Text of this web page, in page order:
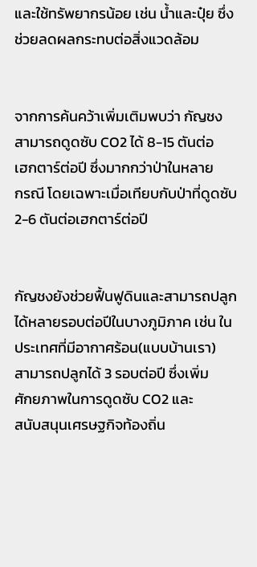
และใช้ทรัพยากรน้อย เช่น น้ำและปุ๋ย ซึ่ง
ช่วยลดผลกระทบต่อสิ่งแวดล้อม
จากการค้นคว้าเพิ่มเติมพบว่า กัญชง
สามารถดูดซับ CO2 ได้ 8-15 ตันต่อ
เฮกตาร์ต่อปี ซึ่งมากกว่าป่าในหลาย
กรณี โดยเฉพาะเมื่อเทียบกับป่าที่ดูดซับ
2-6 ตันต่อเฮกตาร์ต่อปี
กัญชงยังช่วยฟื้นฟูดินและสามารถปลูก
ได้หลายรอบต่อปีในบางภูมิภาค เช่น ใน
ประเทศที่มีอากาศร้อน(แบบบ้านเรา)
สามารถปลูกได้ 3 รอบต่อปี ซึ่งเพิ่ม
ศักยภาพในการดูดซับ CO2 และ
สนับสนุนเศรษฐกิจท้องถิ่น